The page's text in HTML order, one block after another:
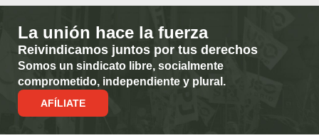
La unión hace la fuerza
Reivindicamos juntos por tus derechos
Somos un sindicato libre, socialmente
comprometido, independiente y plural.
AFÍLIATE